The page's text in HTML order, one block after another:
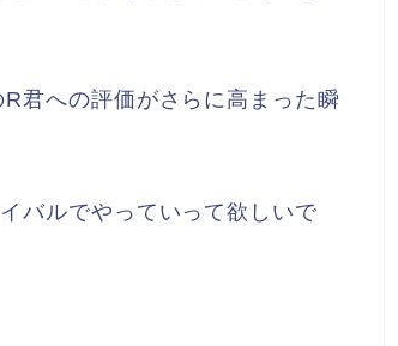
君への評価がさらに高まった瞬
バルでやっていって欲しいで